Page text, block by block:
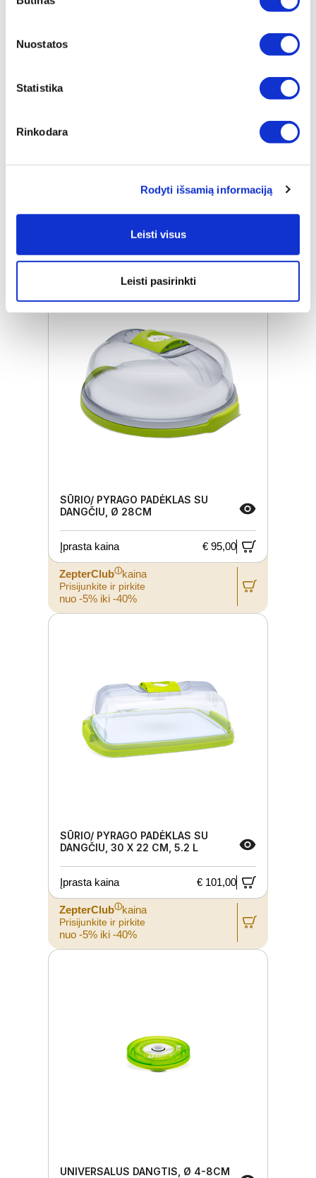
pasirinkimas
Nuostatos
Statistika
Rinkodara
Rodyti išsamią informaciją
Leisti visus
Leisti pasirinkti
SŪRIO/ PYRAGO PADĖKLAS SU
kaina
nuo -5% iki -40%
SŪRIO/ PYRAGO PADĖKLAS SU
DANGČIU, Ø 28CM
Įprasta kaina € 95,00
ZepterClubⓘkaina
Prisijunkite ir pirkite
nuo -5% iki -40%
SŪRIO/ PYRAGO PADĖKLAS SU
DANGČIU, 30 X 22 CM, 5.2 L
Įprasta kaina € 101,00
ZepterClubⓘkaina
Prisijunkite ir pirkite
nuo -5% iki -40%
UNIVERSALUS DANGTIS, Ø 4-8CM